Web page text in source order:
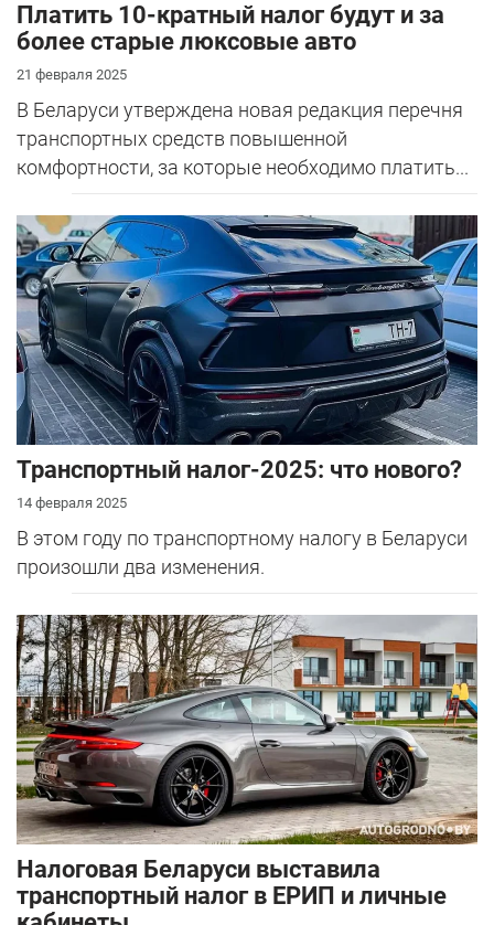
Платить 10-кратный налог будут и за
более старые люксовые авто
21 февраля 2025
В Беларуси утверждена новая редакция перечня
транспортных средств повышенной
комфортности, за которые необходимо платить...
Транспортный налог-2025: что нового?
14 февраля 2025
В этом году по транспортному налогу в Беларуси
произошли два изменения.
Налоговая Беларуси выставила
транспортный налог в ЕРИП и личные